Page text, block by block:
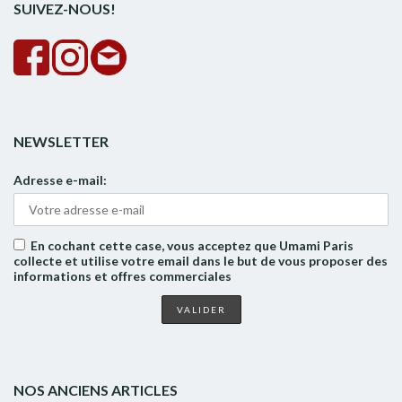
SUIVEZ-NOUS!
NEWSLETTER
Adresse e-mail:
En cochant cette case, vous acceptez que Umami Paris
collecte et utilise votre email dans le but de vous proposer des
informations et offres commerciales
NOS ANCIENS ARTICLES